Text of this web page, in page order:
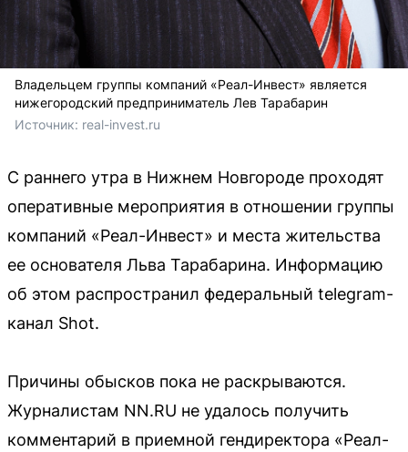
Владельцем группы компаний «Реал-Инвест» является
нижегородский предприниматель Лев Тарабарин
Источник: real-invest.ru
С раннего утра в Нижнем Новгороде проходят
оперативные мероприятия в отношении группы
компаний «Реал-Инвест» и места жительства
ее основателя Льва Тарабарина. Информацию
об этом распространил федеральный telegram-
канал Shot.
Причины обысков пока не раскрываются.
Журналистам NN.RU не удалось получить
комментарий в приемной гендиректора «Реал-